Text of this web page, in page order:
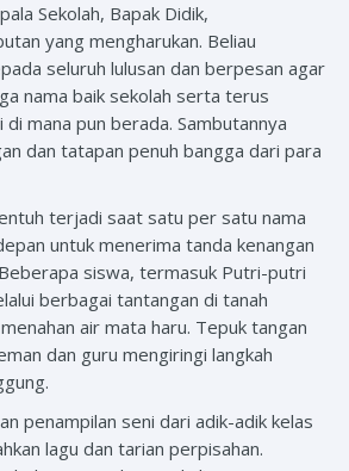
Sekolah, Bapak Didik,
yang mengharukan. Beliau
seluruh lulusan dan berpesan agar
nama baik sekolah serta terus
mana pun berada. Sambutannya
dan tatapan penuh bangga dari para
terjadi saat satu per satu nama
untuk menerima tanda kenangan
siswa, termasuk Putri-putri
berbagai tantangan di tanah
air mata haru. Tepuk tangan
dan guru mengiringi langkah
penampilan seni dari adik-adik kelas
lagu dan tarian perpisahan.